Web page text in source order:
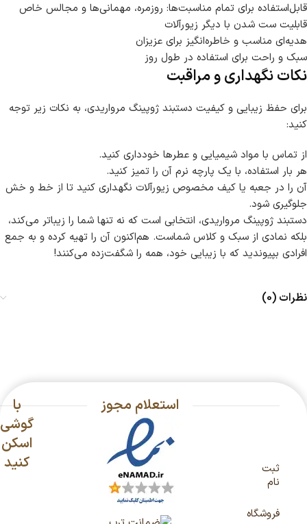
قابل‌استفاده برای تمام مناسبت‌ها: روزمره، مهمانی‌ها و مجالس خاص
قابلیت ست شدن با دیگر زیورآلات
هدیه‌ای مناسب و خاطره‌انگیز برای عزیزان
سبک و راحت برای استفاده در طول روز
نکات نگهداری و مراقبت
برای حفظ زیبایی و کیفیت دستبند ژوپینگ مرواریدی، به نکات زیر توجه
کنید:
از تماس با مواد شیمیایی و عطرها خودداری کنید.
هر بار استفاده، با یک پارچه نرم آن را تمیز کنید.
آن را در جعبه یا کیف مخصوص زیورآلات نگهداری کنید تا از خط و خش
جلوگیری شود.
دستبند ژوپینگ مرواریدی، انتخابی است که نه تنها شما را زیباتر می‌کند،
بلکه نمادی از سبک و کلاس شماست. هم‌اکنون آن را تهیه کرده و به جمع
افرادی بپیوندید که با زیبایی خود، همه را شگفت‌زده می‌کنند!
نظرات (0)
ثبت
نام
فروشگاه
استعلام مجوز
با
گوشی
اسکن
کنید